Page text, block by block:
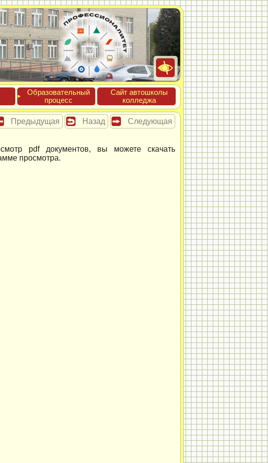
Обра­зова­тель­ный
про­цесс
Сайт ав­тошко­лы
кол­леджа
Предыдущая Назад Следующая
pdf документов, вы можете скачать
просмотра.